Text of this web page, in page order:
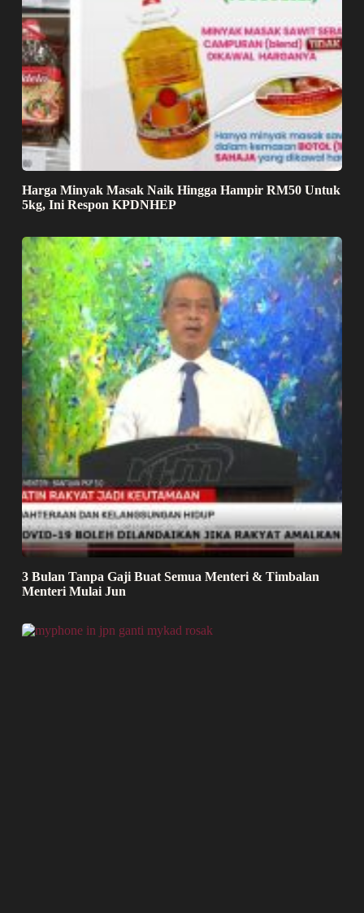
Harga Minyak Masak Naik Hingga Hampir RM50 Untuk
5kg, Ini Respon KPDNHEP
3 Bulan Tanpa Gaji Buat Semua Menteri & Timbalan
Menteri Mulai Jun